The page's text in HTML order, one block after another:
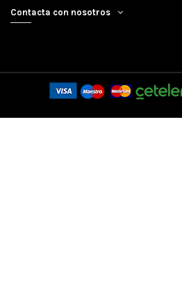
Contacta con nosotros